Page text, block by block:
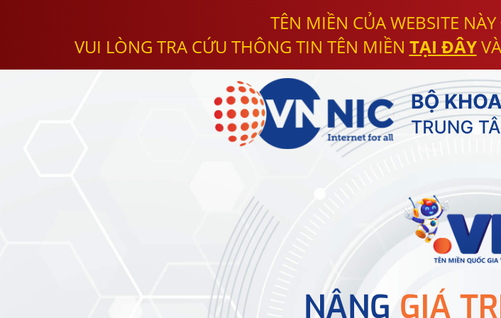
TÊN MIỀN CỦA WEBSITE
VUI LÒNG TRA CỨU THÔNG TIN TÊN MIỀN TẠI ĐÂY
NÂNG GIÁ